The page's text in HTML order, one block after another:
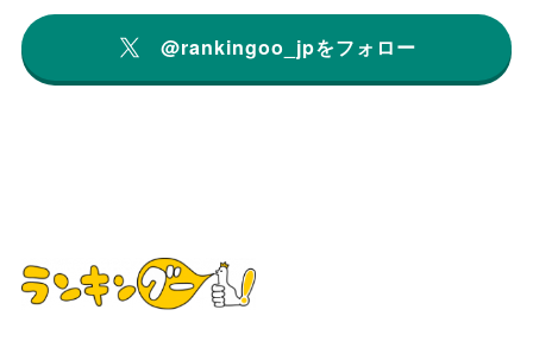
@rankingoo_jpをフォロー